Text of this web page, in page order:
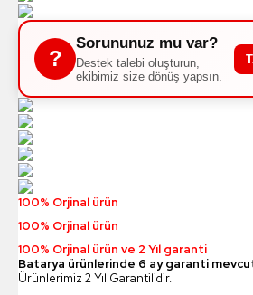
?
Sorununuz mu var?
Destek talebi oluşturun,
ekibimiz size dönüş yapsın.
100% Orjinal ürün
100% Orjinal ürün
100% Orjinal ürün ve 2 Yıl garanti
Batarya ürünlerinde 6 ay garanti
Ürünlerimiz 2 Yıl Garantilidir.